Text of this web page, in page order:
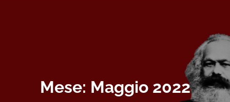
Mese: Maggio 2022